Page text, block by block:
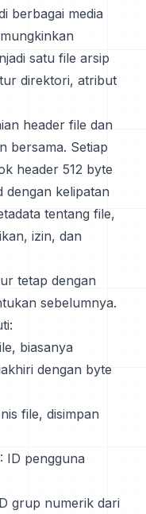
berbagai media
satu file arsip
direktori, atribut
header file dan
bersama. Setiap
header 512 byte
dengan kelipatan
tentang file,
izin, dan
tetap dengan
sebelumnya.
biasanya
dengan byte
file, disimpan
ID pengguna
grup numerik dari